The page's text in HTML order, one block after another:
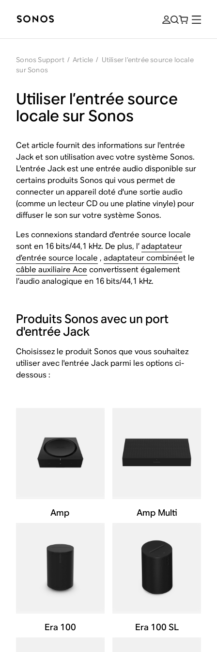
Sonos Support / Article / Utiliser l’entrée source locale
sur Sonos
Utiliser l’entrée source
locale sur Sonos
Cet article fournit des informations sur l'entrée
Jack et son utilisation avec votre système Sonos.
L'entrée Jack est une entrée audio disponible sur
certains produits Sonos qui vous permet de
connecter un appareil doté d'une sortie audio
(comme un lecteur CD ou une platine vinyle) pour
diffuser le son sur votre système Sonos.
​Les connexions standard d'entrée source locale
sont en 16 bits/44,1 kHz. De plus, l’adaptateur
d’entrée source locale ,adaptateur combinéet le
câble auxiliaire Ace convertissent également
l’audio analogique en 16 bits/44,1 kHz.
Produits Sonos avec un port
d'entrée Jack
Choisissez le produit Sonos que vous souhaitez
utiliser avec l'entrée Jack parmi les options ci-
dessous :
Amp Amp Multi
Era 100 Era 100 SL